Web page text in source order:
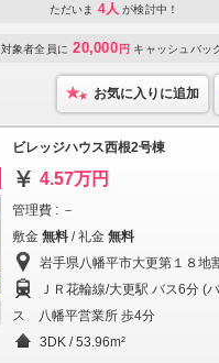
ただいま 4人 が検討中！
対象者全員に 20,000 円 キャッシュバッ
お気に入りに追加
ビレッジハウス西根2号棟
4.57万円
管理費 : －
敷金 無料 / 礼金 無料
岩手県八幡平市大更第１８地
ＪＲ花輪線/大更駅 バス6分 (
ス 八幡平営業所 歩4分
3DK / 53.96m²